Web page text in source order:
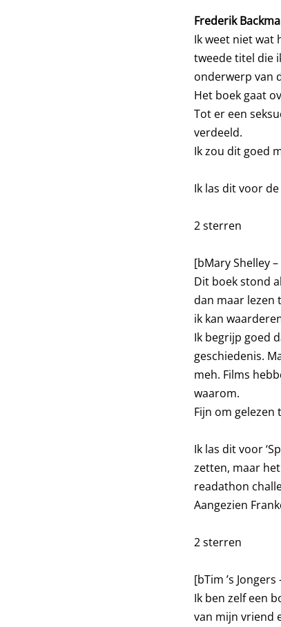
Frederik
Ik weet niet wat
tweede titel die
onderwerp van
Het boek gaat
Tot er een
verdeeld.
Ik zou dit goed
Ik las dit voor
2 sterren
[bMary Shelley
Dit boek stond
dan maar lezen
ik kan
Ik begrijp goed
geschiedenis.
meh. Films
waarom.
Fijn om
Ik las dit voor
zetten, maar
readathon
Aangezien
2 sterren
[bTim ’s
Ik ben zelf een
van mijn vriend